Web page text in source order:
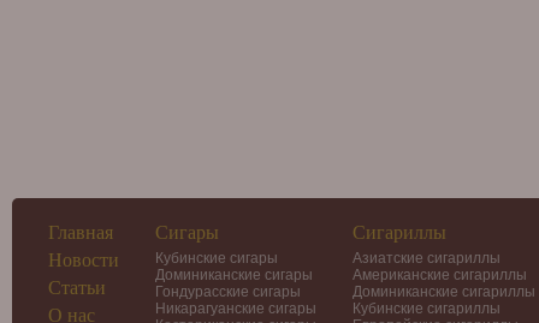
Главная
Новости
Статьи
О нас
Сигары
Кубинские сигары
Доминиканские сигары
Гондурасские сигары
Никарагуанские сигары
Сигариллы
Азиатские сигариллы
Американские сигариллы
Доминиканские сигариллы
Кубинские сигариллы